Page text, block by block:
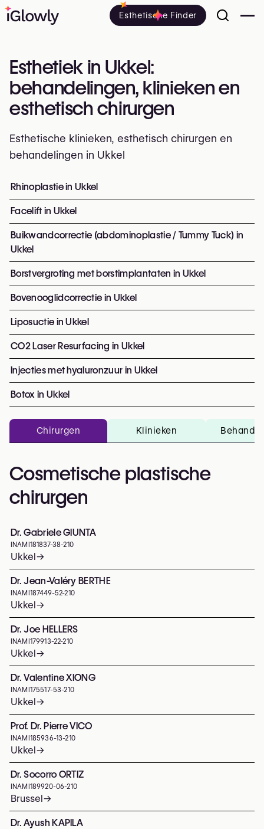
Esthetische Finder
Esthetiek in Ukkel:
behandelingen, klinieken en
esthetisch chirurgen
Esthetische klinieken, esthetisch chirurgen en
behandelingen in Ukkel
Alles over esthetiek in Ukkel: klinieken, esthetisch en
Top ingrepen en
Rhinoplastie in Ukkel
Facelift in Ukkel
Buikwandcorrectie (abdominoplastie / Tummy Tuck) in
Ukkel
Borstvergroting met borstimplantaten in Ukkel
Bovenooglidcorrectie in Ukkel
Liposuctie in Ukkel
CO2 Laser Resurfacing in Ukkel
Injecties met hyaluronzuur in Ukkel
Botox in Ukkel
Chirurgen Klinieken
Cosmetische plastische
chirurgen
Dr. Gabriele GIUNTA
INAMI 181837-38-210
Ukkel→
Dr. Jean-Valéry BERTHE
INAMI 187449-52-210
Ukkel→
Dr. Joe HELLERS
INAMI 179913-22-210
Ukkel→
Dr. Valentine XIONG
INAMI 175517-53-210
Ukkel→
Prof. Dr. Pierre VICO
INAMI 185936-13-210
Ukkel→
Dr. Socorro ORTIZ
INAMI 189920-06-210
Brussel→
Dr. Ayush KAPILA